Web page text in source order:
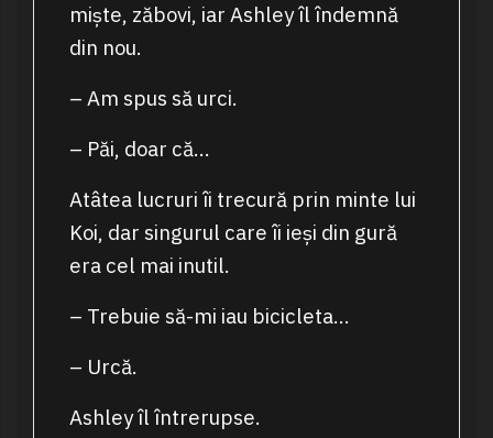
miște, zăbovi, iar Ashley îl îndemnă
din nou.
– Am spus să urci.
– Păi, doar că…
Atâtea lucruri îi trecură prin minte lui
Koi, dar singurul care îi ieși din gură
era cel mai inutil.
– Trebuie să-mi iau bicicleta…
– Urcă.
Ashley îl întrerupse.